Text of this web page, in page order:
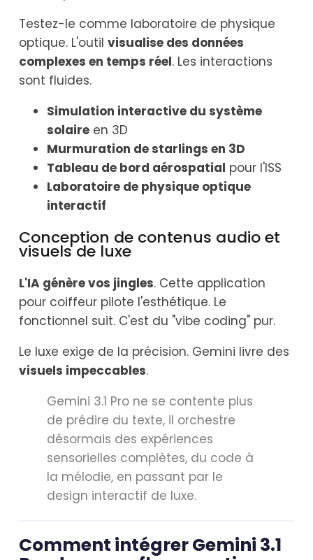
Testez-le comme laboratoire de physique
optique. L'outil visualise des données
complexes en temps réel. Les interactions
sont fluides.
Simulation interactive du système
solaire en 3D
Murmuration de starlings en 3D
Tableau de bord aérospatial pour l'ISS
Laboratoire de physique optique
interactif
Conception de contenus audio et
visuels de luxe
L'IA génère vos jingles. Cette application
pour coiffeur pilote l'esthétique. Le
fonctionnel suit. C'est du "vibe coding" pur.
Le luxe exige de la précision. Gemini livre des
visuels impeccables.
Gemini 3.1 Pro ne se contente plus
de prédire du texte, il orchestre
désormais des expériences
sensorielles complètes, du code à
la mélodie, en passant par le
design interactif de luxe.
Comment intégrer Gemini 3.1